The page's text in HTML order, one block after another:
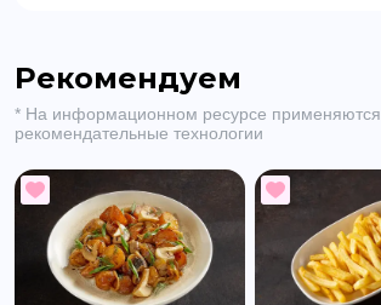
Рекомендуем
* На информационном ресурсе применяются
рекомендательные технологии